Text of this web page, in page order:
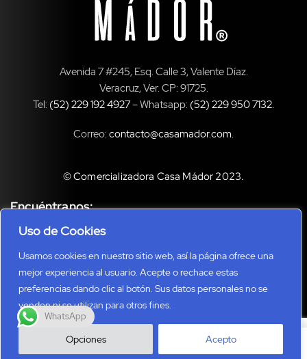
Uso de Cookies
Usamos cookies en nuestro sitio web, así la página ofrece una
mejor experiencia al usuario. Acepte o rechace estas
preferencias dando clic al botón. Sus datos personales no se
venden ni se utilizan para otros fines.
Opciones Acepto
Avenida 7 #245, Esq. Calle 3, Valente Díaz.
Veracruz, Ver. CP: 91725.
Tel: (52) 229 192 4927– Whatsapp: (52) 229 950 7132.
Correo: contacto@casamador.com.
© Comercializadora Casa Mádor 2023.
Encuéntranos:
Home Shop Cart More
WhatsApp